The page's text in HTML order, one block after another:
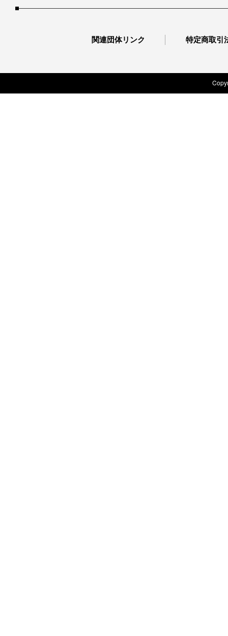
関連団体リンク 特定商取引